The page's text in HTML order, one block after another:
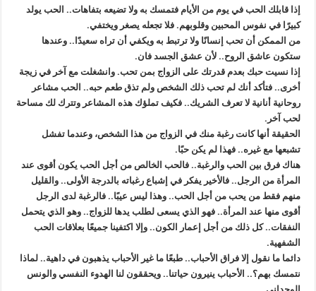
إذا قابلك الحب في يوم من الأيام فتمسك به ولا تضيعه بتفاهات.. الحب يولد
كبيرًا في نفوس المحبين وقلوبهم. فلا تجعله يصغر ويختفي.
من الممكن أن تحب إنسانًا ولا ترتبط به ويكفي أن تراه سعيدًا.. وعندها
ستكون عاشق الروح.. لأن عشق الجسد فان.
إذا نسيت حبك بعدم قدرتك على الزواج بمن تحب. وانشغلت مع آخر في زيجة
أخرى.. فتأكد أنك لم تحب ذلك الشخص ولم تذق طعم حبه.. الحب مشاعر
روحانية أنانية لا تعرف الشريك.. فكيف تملؤك هذه المشاعر وتترك لك مساحة
لحب آخر.
الحقيقة أنها كانت رغبة منك في الزواج من هذا الشخص، وعندما تفشل
تشبعها مع غيره.. فهذا لم يكن حبًا.
هناك فرق بين الحب والرغبة.. فالحب الخالص من أجل الحب يكون أقوى عند
المرأة من الرجل.. فالأخير يفكر في إشباع رغباته بالدرجة الأولى.. والقليل
منهم فقط من يحب من أجل الحب.. وهذا ليس عيبًا.. فالرغبة لدى الرجل
أقوى منها عند المرأة.. فهو الذي يسعى لطلب يدها للزواج.. وهو الذي يتحمل
النفقات.. كل ذلك من أجل إعمار الكون.. وإلا اكتفينا جميعًا بعلاقات الحب
الشفهية.
دائما ما نقول إلا فراق الأحباب.. طبعًا ما غير الأحباب يذهبون في داهية.. لماذا
نتمسك بهم؟.. الأحباب ينيرون حياتنا.. ويحققون لنا الهدوء النفسي والونس